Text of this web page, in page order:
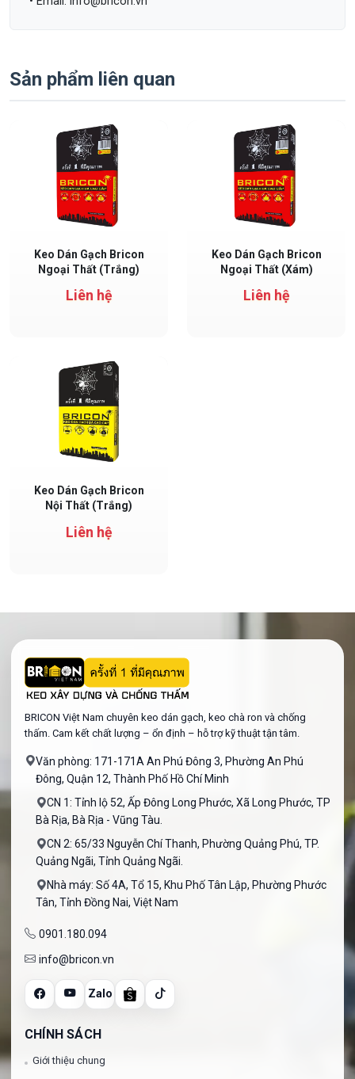
Sản phẩm liên quan
Keo Dán Gạch Bricon
Ngoại Thất (Trắng)
Liên hệ
Keo Dán Gạch Bricon
Ngoại Thất (Xám)
Liên hệ
Keo Dán Gạch Bricon
Nội Thất (Trắng)
Liên hệ
BRICON Việt Nam chuyên keo dán gạch, keo chà ron và chống
thấm. Cam kết chất lượng – ổn định – hỗ trợ kỹ thuật tận tâm.
Văn phòng: 171-171A An Phú Đông 3, Phường An Phú
Đông, Quận 12, Thành Phố Hồ Chí Minh
CN 1: Tỉnh lộ 52, Ấp Đông Long Phước, Xã Long Phước, TP
Bà Rịa, Bà Rịa - Vũng Tàu.
CN 2: 65/33 Nguyễn Chí Thanh, Phường Quảng Phú, TP.
Quảng Ngãi, Tỉnh Quảng Ngãi.
Nhà máy: Số 4A, Tổ 15, Khu Phố Tân Lập, Phường Phước
Tân, Tỉnh Đồng Nai, Việt Nam
0901.180.094
info@bricon.vn
Zalo
CHÍNH SÁCH
Giới thiệu chung